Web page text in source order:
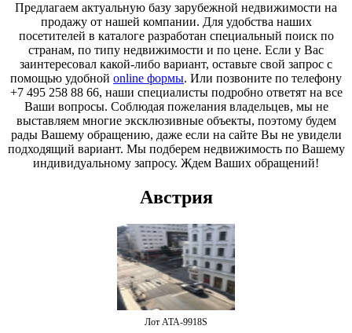
Предлагаем актуальную базу зарубежной недвижимости на
продажу от нашей компании. Для удобства наших
посетителей в каталоге разработан специальный поиск по
странам, по типу недвижимости и по цене. Если у Вас
заинтересовал какой-либо вариант, оставьте свой запрос с
помощью удобной online формы. Или позвоните по телефону
+7 495 258 88 66, наши специалисты подробно ответят на все
Ваши вопросы. Соблюдая пожелания владельцев, мы не
выставляем многие эксклюзивные объекты, поэтому будем
рады Вашему обращению, даже если на сайте Вы не увидели
подходящий вариант. Мы подберем недвижимость по Вашему
индивидуальному запросу. Ждем Ваших обращений!
Австрия
Лот ATA-9918S